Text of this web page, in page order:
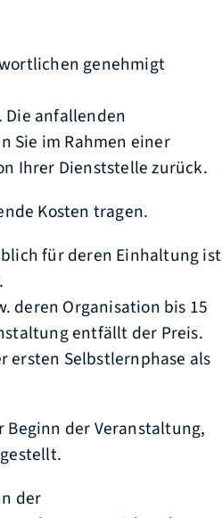
genehmigt
Die anfallenden
Sie im Rahmen einer
Ihrer Dienststelle zurück.
Kosten tragen.
für deren Einhaltung ist
deren Organisation bis 15
entfällt der Preis.
ersten Selbstlernphase als
Beginn der Veranstaltung,
der